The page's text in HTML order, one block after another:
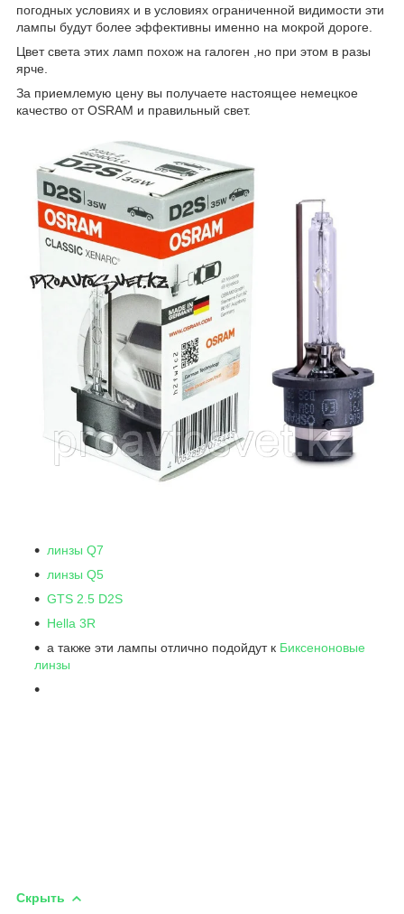
погодных условиях и в условиях ограниченной видимости эти
лампы будут более эффективны именно на мокрой дороге.
Цвет света этих ламп похож на галоген ,но при этом в разы
ярче.
За приемлемую цену вы получаете настоящее немецкое
качество от OSRAM и правильный свет.
линзы Q7
линзы Q5
GTS 2.5 D2S
Hella 3R
а также эти лампы отлично подойдут к Биксеноновые
линзы
Скрыть